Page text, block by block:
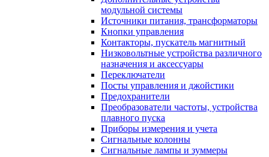
модульной системы
Источники питания, трансформаторы
Кнопки управления
Контакторы, пускатель магнитный
Низковольтные устройства различного
назначения и аксессуары
Переключатели
Посты управления и джойстики
Предохранители
Преобразователи частоты, устройства
плавного пуска
Приборы измерения и учета
Сигнальные колонны
Сигнальные лампы и зуммеры